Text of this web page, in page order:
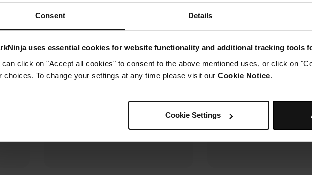
Consent Details
uses essential cookies for website functionality and additional tracking tools
can click on "Accept all cookies" to consent to the above mentioned uses, or click on
choices. To change your settings at any time please visit our Cookie Notice.
Cookie Settings